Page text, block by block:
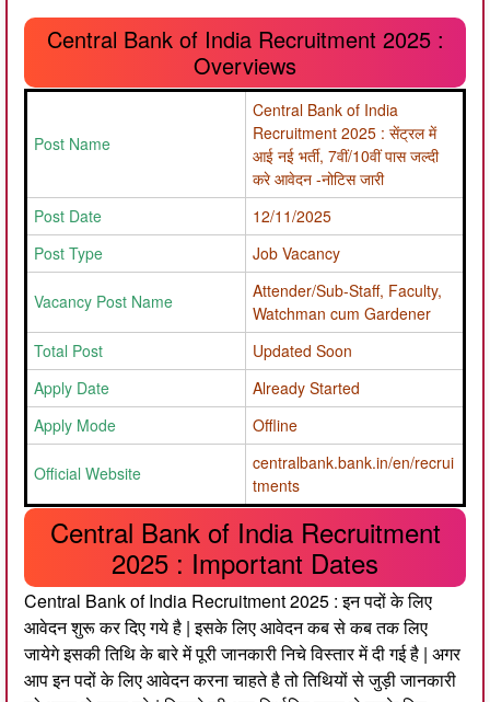
Central Bank of India Recruitment 2025 :
Overviews
Post Name
Central Bank of India
Recruitment 2025 : सेंट्रल में
आई नई भर्ती, 7वीं/10वीं पास जल्दी
करे आवेदन -नोटिस जारी
Post Date
12/11/2025
Post Type
Job Vacancy
Vacancy Post Name
Attender/Sub-Staff, Faculty,
Watchman cum Gardener
Total Post
Updated Soon
Apply Date
Already Started
Apply Mode
Offline
Official Website
centralbank.bank.in/en/recrui
tments
Central Bank of India Recruitment
2025 : Important Dates
Central Bank of India Recruitment 2025 : इन पदों के लिए
आवेदन शुरू कर दिए गये है | इसके लिए आवेदन कब से कब तक लिए
जायेगे इसकी तिथि के बारे में पूरी जानकारी निचे विस्तार में दी गई है | अगर
आप इन पदों के लिए आवेदन करना चाहते है तो तिथियों से जुड़ी जानकारी